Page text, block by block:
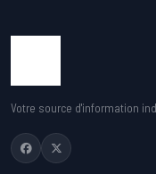
Votre source d'information